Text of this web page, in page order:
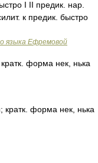
I II предик. нар.
к предик. быстро
языка Ефремовой
форма нек, нька
форма нек, нька